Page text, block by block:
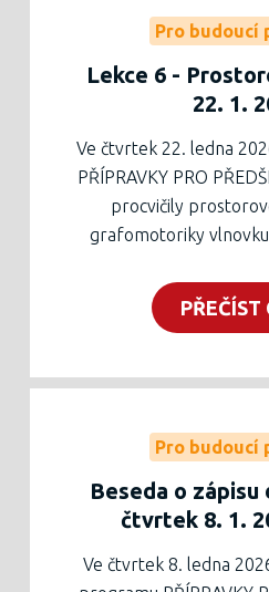
Pro budoucí
Lekce 6 -
22. 1.
Ve čtvrtek 22. ledna
PŘÍPRAVKY PRO
procvičily
grafomotoriky
měsíců a
Příští lekce, která
Janou Chloupkovou,
možnosti, jak
řečovému
Pracovní lis k dispozici
listu v zelené krabici
PŘEČÍST
Pro budoucí
Beseda o
čtvrtek 8. 1.
Ve čtvrtek 8. ledna